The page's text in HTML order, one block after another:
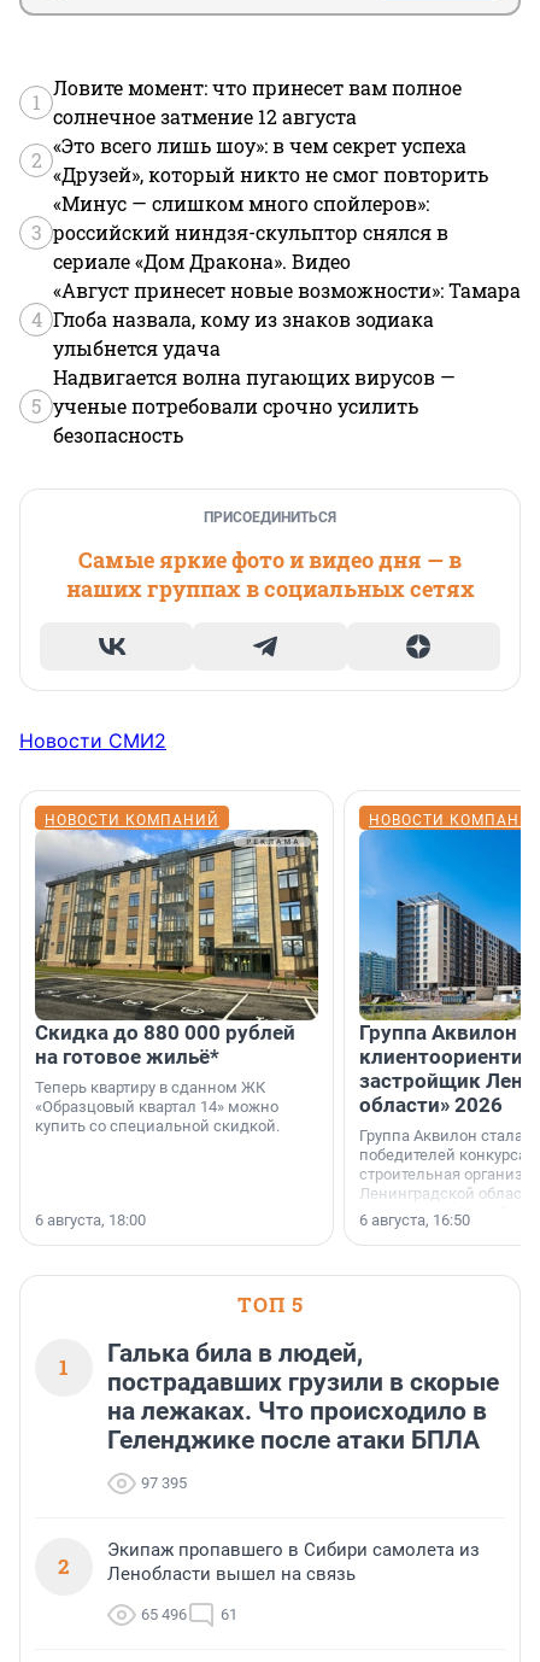
1
Ловите момент: что принесет вам полное
солнечное затмение 12 августа
2
«Это всего лишь шоу»: в чем секрет успеха
«Друзей», который никто не смог повторить
3
«Минус — слишком много спойлеров»:
российский ниндзя-скульптор снялся в
сериале «Дом Дракона». Видео
4
«Август принесет новые возможности»: Тамара
Глоба назвала, кому из знаков зодиака
улыбнется удача
5
Надвигается волна пугающих вирусов —
ученые потребовали срочно усилить
безопасность
ПРИСОЕДИНИТЬСЯ
Самые яркие фото и видео дня — в
наших группах в социальных сетях
Новости СМИ2
НОВОСТИ КОМПАНИЙ
Скидка до 880 000 рублей
на готовое жильё*
Теперь квартиру в сданном ЖК
«Образцовый квартал 14» можно
купить со специальной скидкой.
6 августа, 18:00
НОВОСТИ
Группа Аквилон
застройщик
области» 2026
Группа Аквилон стала
победителей конкурса
строительная
Ленинградской области
номинации «Самый
застройщик
области».
6 августа, 16:50
ТОП 5
1
Галька била в людей,
пострадавших грузили в скорые
на лежаках. Что происходило в
Геленджике после атаки БПЛА
97 395
2
Экипаж пропавшего в Сибири самолета из
Ленобласти вышел на связь
65 496 61